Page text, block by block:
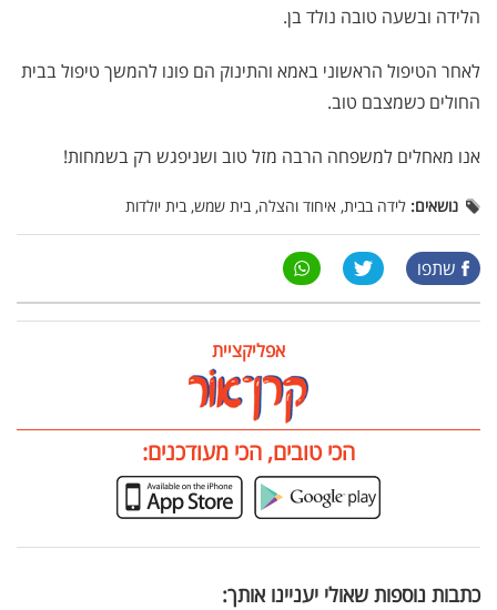
הלידה ובשעה טובה נולד בן.
לאחר הטיפול הראשוני באמא והתינוק הם פונו להמשך טיפול בבית
החולים כשמצבם טוב.
אנו מאחלים למשפחה הרבה מזל טוב ושניפגש רק בשמחות!
נושאים: לידה בבית, איחוד והצלה, בית שמש, בית יולדות
שתפו
אפליקציית
הכי טובים, הכי מעודכנים:
כתבות נוספות שאולי יעניינו אותך: